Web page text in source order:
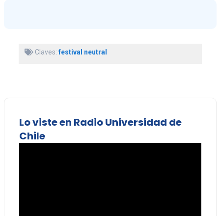
Claves:festival neutral
Lo viste en Radio Universidad de
Chile